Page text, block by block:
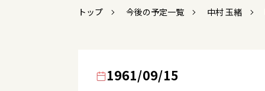
トップ 今後の予定一覧 中村 玉緒
1961/09/15